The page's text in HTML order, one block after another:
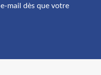
mail dès que votre